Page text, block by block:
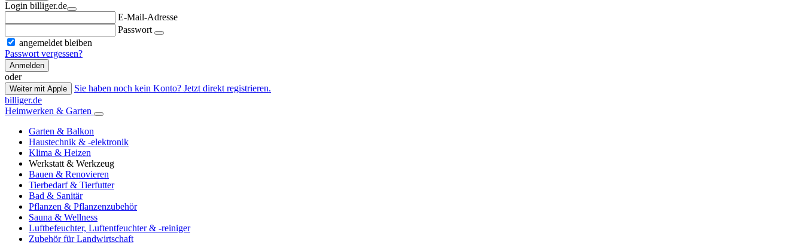
Login billiger.de
E-Mail-Adresse
Passwort
angemeldet bleiben
Passwort vergessen?
Anmelden
oder
Weiter mit Apple
Sie haben noch kein Konto? Jetzt direkt registrieren.
billiger.de
Heimwerken & Garten
Garten & Balkon
Haustechnik & -elektronik
Klima & Heizen
Werkstatt & Werkzeug
Bauen & Renovieren
Tierbedarf & Tierfutter
Bad & Sanitär
Pflanzen & Pflanzenzubehör
Sauna & Wellness
Luftbefeuchter, Luftentfeuchter & -reiniger
Zubehör für Landwirtschaft